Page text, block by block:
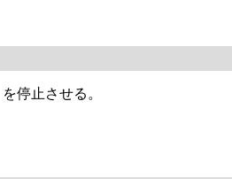
停止させる。